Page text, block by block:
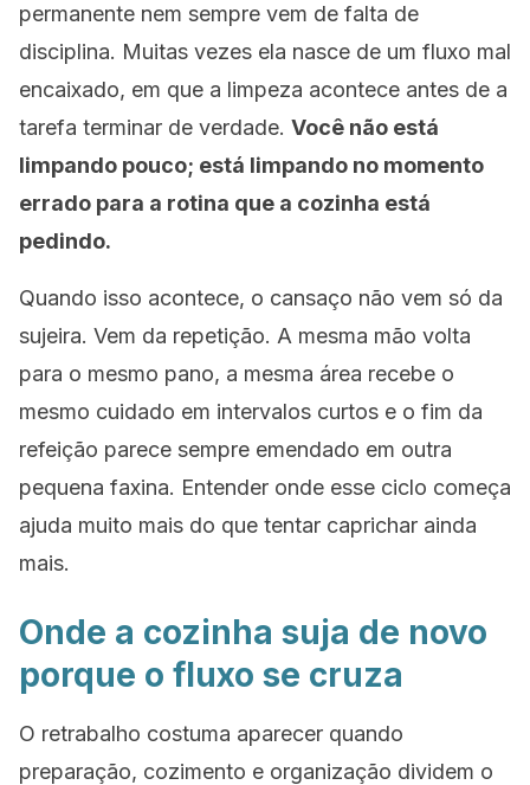
permanente nem sempre vem de falta de
disciplina. Muitas vezes ela nasce de um fluxo mal
encaixado, em que a limpeza acontece antes de a
tarefa terminar de verdade. Você não está
limpando pouco; está limpando no momento
errado para a rotina que a cozinha está
pedindo.
Quando isso acontece, o cansaço não vem só da
sujeira. Vem da repetição. A mesma mão volta
para o mesmo pano, a mesma área recebe o
mesmo cuidado em intervalos curtos e o fim da
refeição parece sempre emendado em outra
pequena faxina. Entender onde esse ciclo começa
ajuda muito mais do que tentar caprichar ainda
mais.
Onde a cozinha suja de novo
porque o fluxo se cruza
O retrabalho costuma aparecer quando
preparação, cozimento e organização dividem o